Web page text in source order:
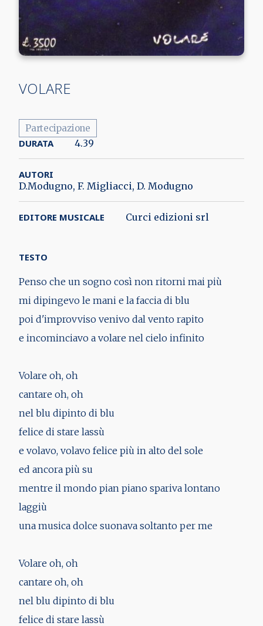
VOLARE
Partecipazione
DURATA 4.39
AUTORI
D.Modugno, F. Migliacci, D. Modugno
EDITORE MUSICALE Curci edizioni srl
TESTO
Penso che un sogno così non ritorni mai più
mi dipingevo le mani e la faccia di blu
poi d'improvviso venivo dal vento rapito
e incominciavo a volare nel cielo infinito
Volare oh, oh
cantare oh, oh
nel blu dipinto di blu
felice di stare lassù
e volavo, volavo felice più in alto del sole
ed ancora più su
mentre il mondo pian piano spariva lontano
laggiù
una musica dolce suonava soltanto per me
Volare oh, oh
cantare oh, oh
nel blu dipinto di blu
felice di stare lassù